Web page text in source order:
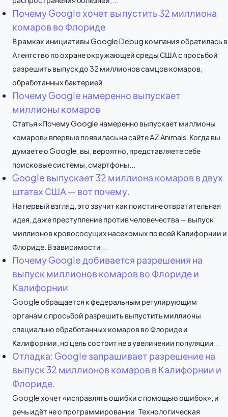
Почему Google хочет выпустить 32 миллиона
комаров во Флориде
В рамках инициативы Google Debug компания обратилась в
Агентство по охране окружающей среды США с просьбой
разрешить выпуск до 32 миллионов самцов комаров,
обработанных бактерией...
Почему Google намеренно выпускает
миллионы комаров
Статья «Почему Google намеренно выпускает миллионы
комаров» впервые появилась на сайте AZ Animals. Когда вы
думаете о Google, вы, вероятно, представляете себе
поисковые системы, смартфоны...
Google выпускает 32 миллиона комаров в двух
штатах США — вот почему.
На первый взгляд, это звучит как поистине отвратительная
идея, даже преступление против человечества — выпуск
миллионов кровососущих насекомых по всей Калифорнии и
Флориде. В зависимости...
Почему Google добивается разрешения на
выпуск миллионов комаров во Флориде и
Калифорнии
Google обращается к федеральным регулирующим
органам с просьбой разрешить выпустить миллионы
специально обработанных комаров во Флориде и
Калифорнии, но цель состоит не в увеличении популяции...
Отладка: Google запрашивает разрешение на
выпуск 32 миллионов комаров в Калифорнии и
Флориде.
Google хочет «исправлять ошибки с помощью ошибок», и
речь идёт не о программировании. Технологическая